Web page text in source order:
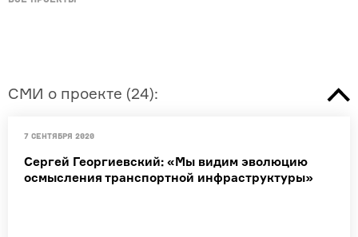
СМИ о проекте (24):
7 сентября 2020
Сергей Георгиевский: «Мы видим эволюцию
осмысления транспортной инфраструктуры»